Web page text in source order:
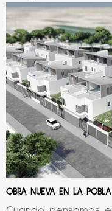
OBRA NUEVA EN LA